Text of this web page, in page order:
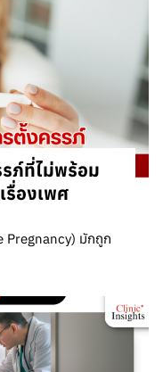
รภ์ที่ไม่พร้อม
รื่องเพศ
Pregnancy) มักถูก